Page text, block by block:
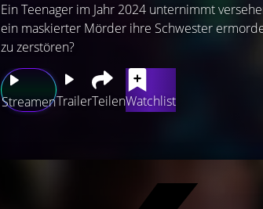
StreamenTrailerTeilenWatchlist
Ein Teenager im Jahr 2024 unternimmt
ein maskierter Mörder ihre Schwester
zu zerstören?